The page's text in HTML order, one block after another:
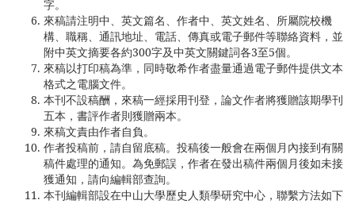
字。
來稿請注明中、英文篇名、作者中、英文姓名、所屬院校機
構、職稱、通訊地址、電話、傳真或電子郵件等聯絡資料，並
附中英文摘要各約300字及中英文關鍵詞各3至5個。
來稿以打印稿為準，同時敬希作者盡量通過電子郵件提供文本
格式之電腦文件。
本刊不設稿酬，來稿一經採用刊登，論文作者將獲贈該期學刊
五本，書評作者則獲贈兩本。
來稿文責由作者自負。
作者投稿前，請自留底稿。投稿後一般會在兩個月內接到有關
稿件處理的通知。為免郵誤，作者在發出稿件兩個月後如未接
獲通知，請向編輯部查詢。
本刊編輯部設在中山大學歷史人類學研究中心，聯繫方法如下